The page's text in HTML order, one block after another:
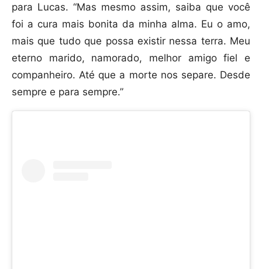
para Lucas. “Mas mesmo assim, saiba que você
foi a cura mais bonita da minha alma. Eu o amo,
mais que tudo que possa existir nessa terra. Meu
eterno marido, namorado, melhor amigo fiel e
companheiro. Até que a morte nos separe. Desde
sempre e para sempre.”